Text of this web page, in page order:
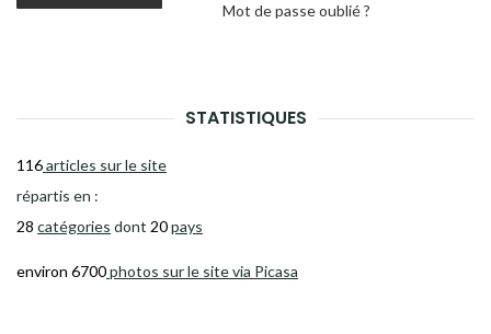
Mot de passe oublié ?
STATISTIQUES
116articles sur le site
répartis en :
28 catégories dont 20pays
environ 6700photos sur le site via Picasa